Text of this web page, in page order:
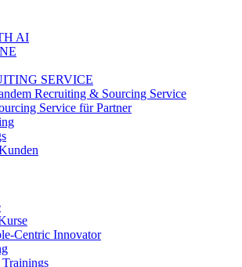
AI
SERVICE
Recruiting & Sourcing Service
Service für Partner
Centric Innovator